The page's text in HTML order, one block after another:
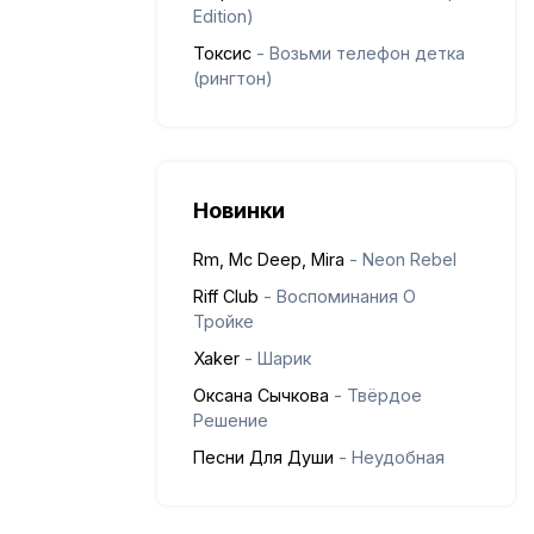
Edition)
Токсис - Возьми телефон детка
(рингтон)
Новинки
Rm, Mc Deep, Mira - Neon Rebel
Riff Club - Воспоминания О
Тройке
Xaker - Шарик
Оксана Сычкова - Твёрдое
Решение
Песни Для Души - Неудобная